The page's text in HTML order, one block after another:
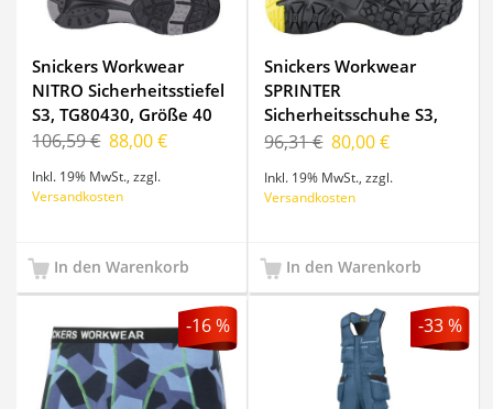
Snickers Workwear
NITRO Sicherheitsstiefel
S3, TG80430, Größe 40
106,59 € 88,00 €
Inkl. 19% MwSt. ,zzgl.
Versandkosten
In den Warenkorb
Snickers Workwear
SPRINTER
Sicherheitsschuhe S3,
TG80510, Größe 40
96,31 € 80,00 €
Inkl. 19% MwSt.,zzgl.
Versandkosten
In den Warenkorb
-16 % -33 %